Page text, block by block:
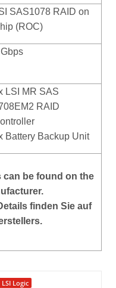
SAS1078 RAID on
(ROC)
LSI MR SAS
RAID
Battery Backup Unit
be found on the
finden Sie auf
LSI Logic